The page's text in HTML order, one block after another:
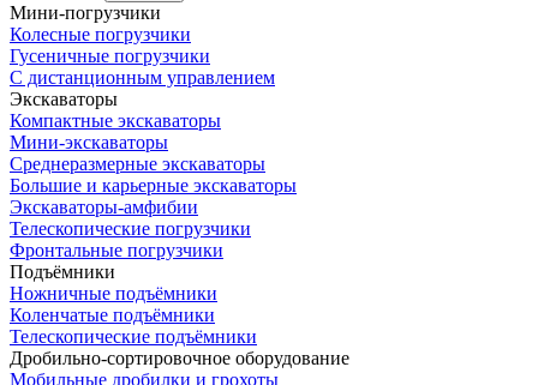
Мини-погрузчики
Колесные погрузчики
Гусеничные погрузчики
С дистанционным управлением
Экскаваторы
Компактные экскаваторы
Мини-экскаваторы
Среднеразмерные экскаваторы
Большие и карьерные экскаваторы
Экскаваторы-амфибии
Телескопические погрузчики
Фронтальные погрузчики
Подъёмники
Ножничные подъёмники
Коленчатые подъёмники
Телескопические подъёмники
Дробильно-сортировочное оборудование
Мобильные дробилки и грохоты